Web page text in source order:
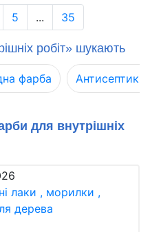
5 ... 35
робіт» шукають
фарба
для внутрішніх
лаки , морилки ,
дерева